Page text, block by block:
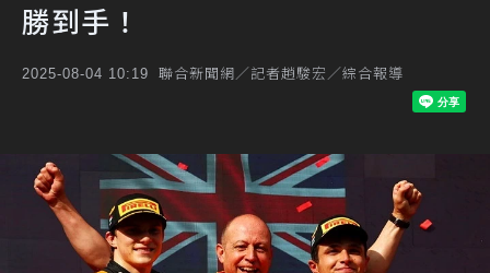
勝到手！
2025-08-04 10:19 聯合新聞網／記者趙駿宏／綜合報導